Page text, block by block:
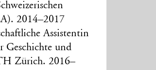
2014–2017
Assistentin
Geschichte und
Zürich. 2016–